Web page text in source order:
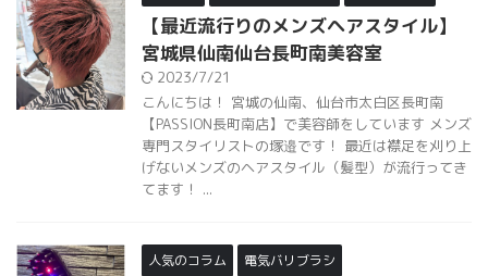
【最近流行りのメンズヘアスタイル】
宮城県仙南仙台長町南美容室
2023/7/21
こんにちは！ 宮城の仙南、仙台市太白区長町南
【PASSION長町南店】で美容師をしています メンズ
専門スタイリストの塚邉です！ 最近は襟足を刈り上
げないメンズのヘアスタイル（髪型）が流行ってき
てます！ ...
人気のコラム 電気バリブラシ